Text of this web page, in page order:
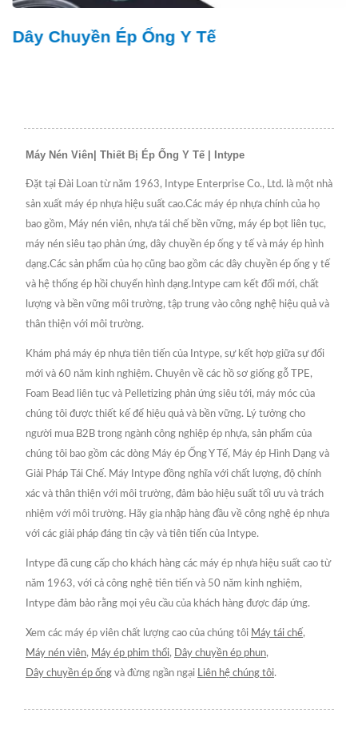
Dây Chuyền Ép Ống Y Tế
Máy Nén Viên| Thiết Bị Ép Ống Y Tế | Intype
Đặt tại Đài Loan từ năm 1963, Intype Enterprise Co., Ltd. là một nhà
sản xuất máy ép nhựa hiệu suất cao.Các máy ép nhựa chính của họ
bao gồm, Máy nén viên, nhựa tái chế bền vững, máy ép bọt liên tục,
máy nén siêu tạo phản ứng, dây chuyền ép ống y tế và máy ép hình
dạng.Các sản phẩm của họ cũng bao gồm các dây chuyền ép ống y tế
và hệ thống ép hồi chuyển hình dạng.Intype cam kết đổi mới, chất
lượng và bền vững môi trường, tập trung vào công nghệ hiệu quả và
thân thiện với môi trường.
Khám phá máy ép nhựa tiên tiến của Intype, sự kết hợp giữa sự đổi
mới và 60 năm kinh nghiệm. Chuyên về các hồ sơ giống gỗ TPE,
Foam Bead liên tục và Pelletizing phản ứng siêu tới, máy móc của
chúng tôi được thiết kế để hiệu quả và bền vững. Lý tưởng cho
người mua B2B trong ngành công nghiệp ép nhựa, sản phẩm của
chúng tôi bao gồm các dòng Máy ép Ống Y Tế, Máy ép Hình Dạng và
Giải Pháp Tái Chế. Máy Intype đồng nghĩa với chất lượng, độ chính
xác và thân thiện với môi trường, đảm bảo hiệu suất tối ưu và trách
nhiệm với môi trường. Hãy gia nhập hàng đầu về công nghệ ép nhựa
với các giải pháp đáng tin cậy và tiên tiến của Intype.
Intype đã cung cấp cho khách hàng các máy ép nhựa hiệu suất cao từ
năm 1963, với cả công nghệ tiên tiến và 50 năm kinh nghiệm,
Intype đảm bảo rằng mọi yêu cầu của khách hàng được đáp ứng.
Xem các máy ép viên chất lượng cao của chúng tôi Máy tái chế,
Máy nén viên, Máy ép phim thổi, Dây chuyền ép phun,
Dây chuyền ép ống và đừng ngần ngại Liên hệ chúng tôi.